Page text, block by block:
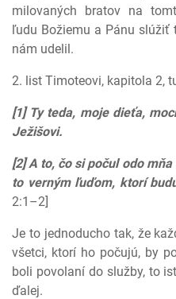
milovaných bratov na
ľudu Božiemu a Pánu slúžiť
nám udelil.
2. list Timoteovi, kapitola 2,
[1] Ty teda, moje dieťa,
Ježišovi.
[2] A to, čo si počul odo
to verným ľuďom, ktorí
2:1–2]
Je to jednoducho tak, že
všetci, ktorí ho počujú, by
boli povolaní do služby, to
ďalej.